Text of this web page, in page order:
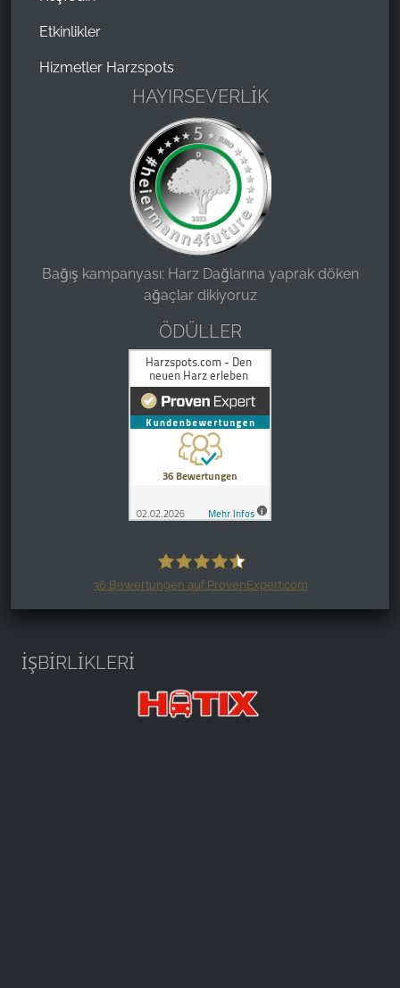
Etkinlikler
Hizmetler Harzspots
HAYIRSEVERLİK
Bağış kampanyası: Harz Dağlarına yaprak döken
ağaçlar dikiyoruz
ÖDÜLLER
36 Bewertungen auf ProvenExpert.com
İŞBİRLİKLERİ